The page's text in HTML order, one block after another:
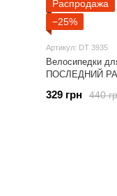
Распродажа
−25%
Артикул: DT 3935
Велосипедки
ПОСЛЕДНИЙ
440
329 грн